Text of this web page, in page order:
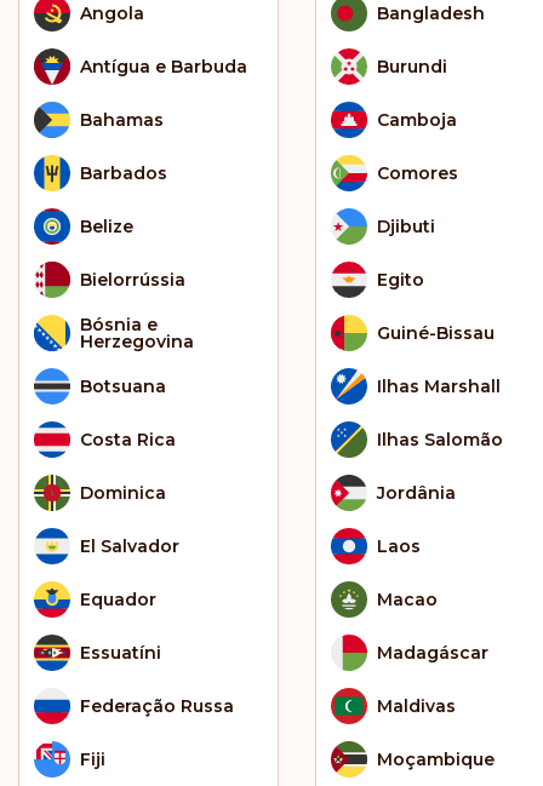
Angola
Antígua e Barbuda
Bahamas
Barbados
Belize
Bielorrússia
Bósnia e
Herzegovina
Botsuana
Costa Rica
Dominica
El Salvador
Equador
Essuatíni
Federação Russa
Fiji
Bangladesh
Burundi
Camboja
Comores
Djibuti
Egito
Guiné-Bissau
Ilhas Marshall
Ilhas Salomão
Jordânia
Laos
Macao
Madagáscar
Maldivas
Moçambique